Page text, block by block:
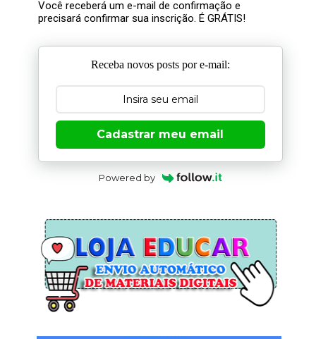
Você receberá um e-mail de confirmação e
precisará confirmar sua inscrição. É GRÁTIS!
Receba novos posts por e-mail:
Cadastrar meu email
Powered by